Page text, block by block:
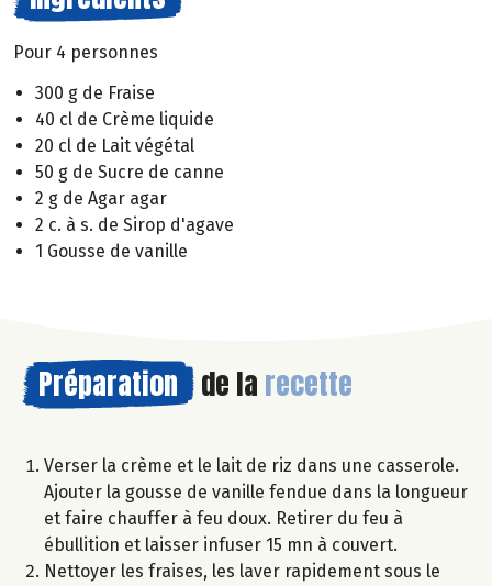
Pour 4 personnes
300 g de Fraise
40 cl de Crème liquide
20 cl de Lait végétal
50 g de Sucre de canne
2 g de Agar agar
2 c. à s. de Sirop d'agave
1 Gousse de vanille
Préparation de la recette
Verser la crème et le lait de riz dans une casserole.
Ajouter la gousse de vanille fendue dans la longueur
et faire chauffer à feu doux. Retirer du feu à
ébullition et laisser infuser 15 mn à couvert.
Nettoyer les fraises, les laver rapidement sous le